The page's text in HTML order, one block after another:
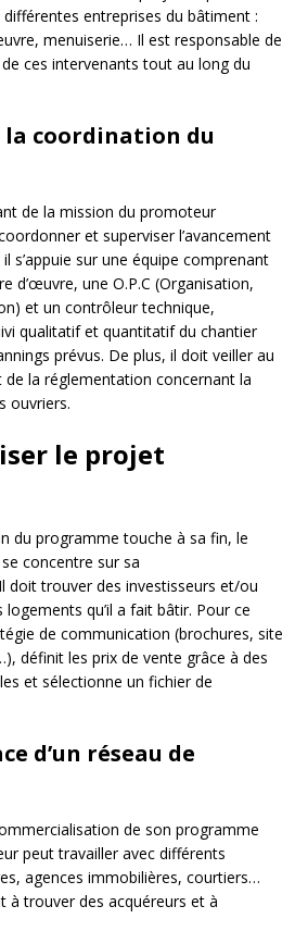
entreprises du bâtiment :
menuiserie… Il est responsable de
ces intervenants tout au long du
coordination du
de la mission du promoteur
et superviser l’avancement
s’appuie sur une équipe comprenant
d’œuvre, une O.P.C (Organisation,
et un contrôleur technique,
qualitatif et quantitatif du chantier
prévus. De plus, il doit veiller au
la réglementation concernant la
ouvriers.
le projet
du programme touche à sa fin, le
concentre sur sa
doit trouver des investisseurs et/ou
qu’il a fait bâtir. Pour ce
de communication (brochures, site
définit les prix de vente grâce à des
et sélectionne un fichier de
d’un réseau de
de son programme
peut travailler avec différents
agences immobilières, courtiers…
à trouver des acquéreurs et à